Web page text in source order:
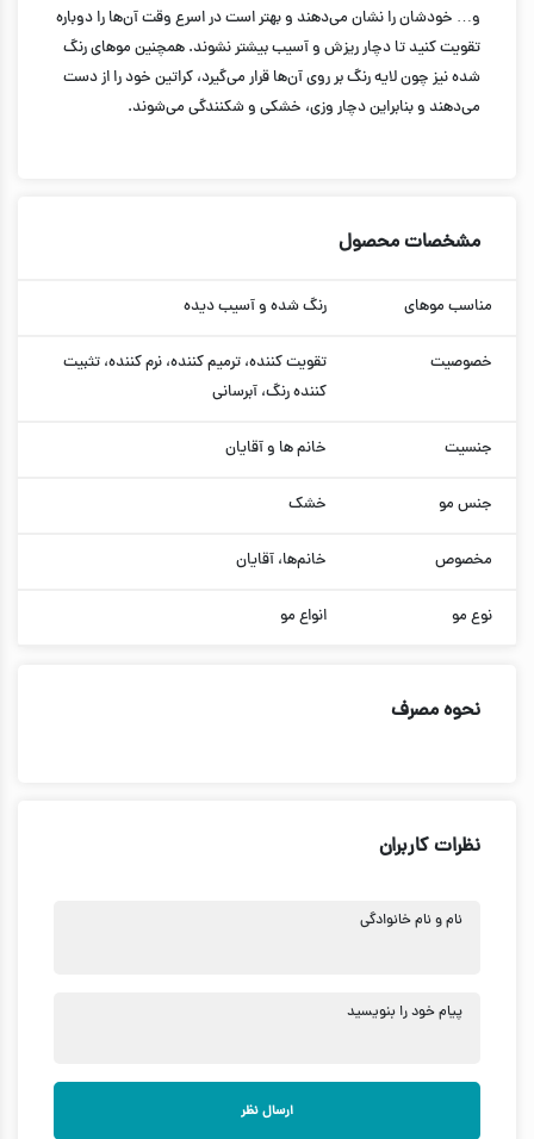
و… خودشان را نشان می‌دهند و بهتر است در اسرع وقت آن‌ها را دوباره
تقویت کنید تا دچار ریزش و آسیب بیشتر نشوند. همچنین موهای رنگ
شده نیز چون لایه رنگ‌ بر روی آن‌ها قرار می‌گیرد، کراتین خود را از دست
می‌دهند و بنابراین دچار وزی، خشکی و شکنندگی می‌شوند.
مشخصات محصول
مناسب موهای رنگ شده و آسیب دیده
خصوصیت
تقویت کننده، ترمیم کننده، نرم کننده، تثبیت
کننده رنگ، آبرسانی
جنسیت خانم ها و آقایان
جنس مو خشک
مخصوص خانم‌ها، آقایان
نوع مو انواع مو
نحوه مصرف
نظرات کاربران
نام و نام خانوادگی
پیام خود را بنویسید
ارسال نظر